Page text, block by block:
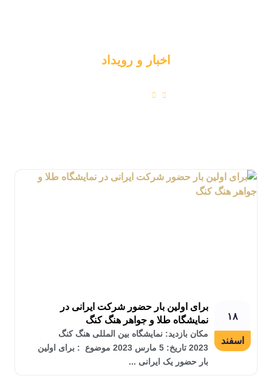
اخبار و رویداد
۱۸
اسفند
برای اولین بار حضور شرکت ایرانی در
نمایشگاه طلا و جواهر هنگ کنگ
مکان بازدید: نمایشگاه بین المللی هنگ کنگ
2023 تاریخ: 5 مارس 2023 موضوع : برای اولین
بار حضور یک ایرانی ...